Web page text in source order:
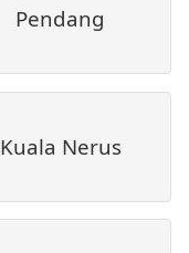
Pendang
Kuala Nerus